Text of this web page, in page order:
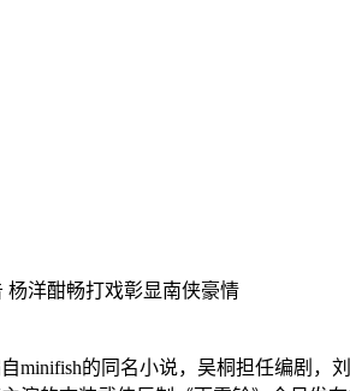
杨洋酣畅打戏彰显南侠豪情
minifish的同名小说，吴桐担任编剧